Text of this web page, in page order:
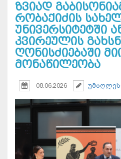
ზვიად
რობაქიძის
უნივერსიტეტში
კვირეულის
ღონისძიებაში
მონაწილეობა
08.06.2026